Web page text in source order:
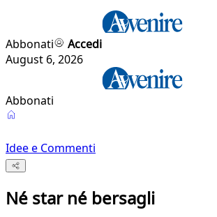
Abbonati
Accedi
August 6, 2026
Abbonati
Idee e Commenti
Né star né bersagli